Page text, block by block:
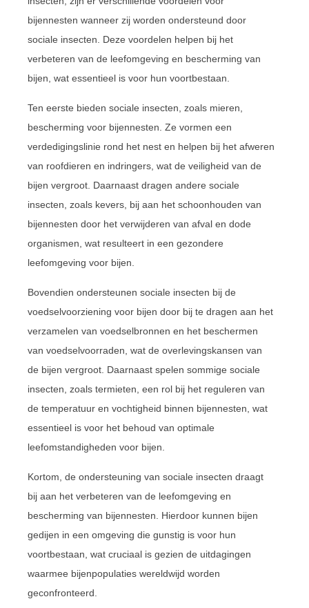
bijennesten wanneer zij worden ondersteund door
sociale insecten. Deze voordelen helpen bij het
verbeteren van de leefomgeving en bescherming van
bijen, wat essentieel is voor hun voortbestaan.
Ten eerste bieden sociale insecten, zoals mieren,
bescherming voor bijennesten. Ze vormen een
verdedigingslinie rond het nest en helpen bij het afweren
van roofdieren en indringers, wat de veiligheid van de
bijen vergroot. Daarnaast dragen andere sociale
insecten, zoals kevers, bij aan het schoonhouden van
bijennesten door het verwijderen van afval en dode
organismen, wat resulteert in een gezondere
leefomgeving voor bijen.
Bovendien ondersteunen sociale insecten bij de
voedselvoorziening voor bijen door bij te dragen aan het
verzamelen van voedselbronnen en het beschermen
van voedselvoorraden, wat de overlevingskansen van
de bijen vergroot. Daarnaast spelen sommige sociale
insecten, zoals termieten, een rol bij het reguleren van
de temperatuur en vochtigheid binnen bijennesten, wat
essentieel is voor het behoud van optimale
leefomstandigheden voor bijen.
Kortom, de ondersteuning van sociale insecten draagt
bij aan het verbeteren van de leefomgeving en
bescherming van bijennesten. Hierdoor kunnen bijen
gedijen in een omgeving die gunstig is voor hun
voortbestaan, wat cruciaal is gezien de uitdagingen
waarmee bijenpopulaties wereldwijd worden
geconfronteerd.